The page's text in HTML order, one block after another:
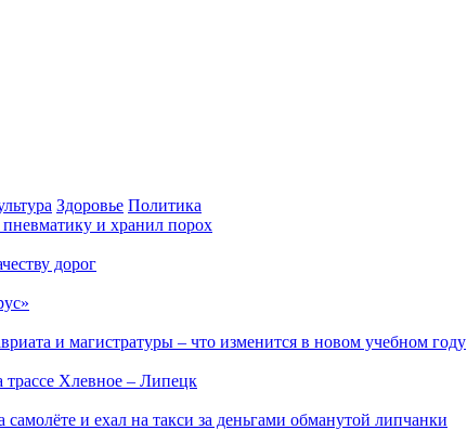
Здоровье Политика
и хранил порох
дорог
и магистратуры – что изменится в новом учебном году
трассе Хлевное – Липецк
и ехал на такси за деньгами обманутой липчанки